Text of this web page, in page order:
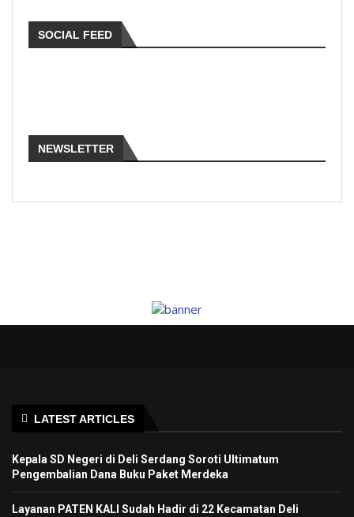
SOCIAL FEED
NEWSLETTER
LATEST ARTICLES
Kepala SD Negeri di Deli Serdang Soroti Ultimatum
Pengembalian Dana Buku Paket Merdeka
Layanan PATEN KALI Sudah Hadir di 22 Kecamatan Deli